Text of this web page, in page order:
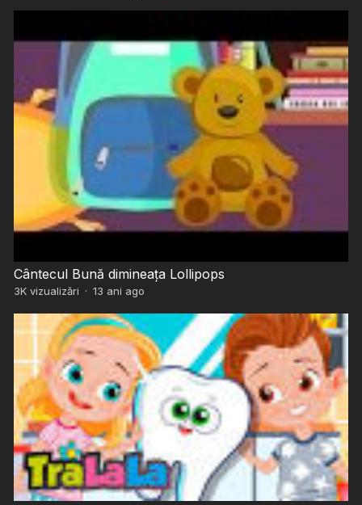
Cântecul Bună dimineața Lollipops
3Kvizualizări · 13 ani ago